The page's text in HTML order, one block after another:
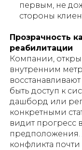
первым, не
стороны
Прозрачность
реабилитации
Компании,
внутренним
быть доступ к
дашборд или
конкретными
видит прогресс
конфликта